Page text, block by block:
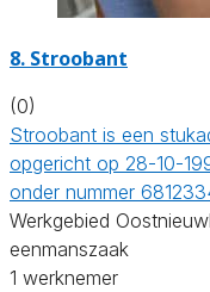
8. Stroobant
(0)
Stroobant is een
opgericht op 28-10-
onder nummer
Werkgebied
eenmanszaak
1 werknemer